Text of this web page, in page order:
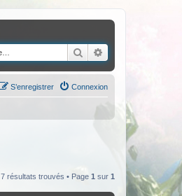
Rechercher
Connexion
S’enregistrer
7 résultats trouvés • Page 1 sur 1